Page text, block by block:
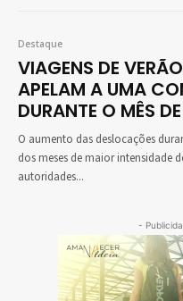
Destaque
VIAGENS DE
APELAM A UMA
DURANTE O MÊS
O aumento das deslocações
dos meses de maior intensidade
autoridades...
-